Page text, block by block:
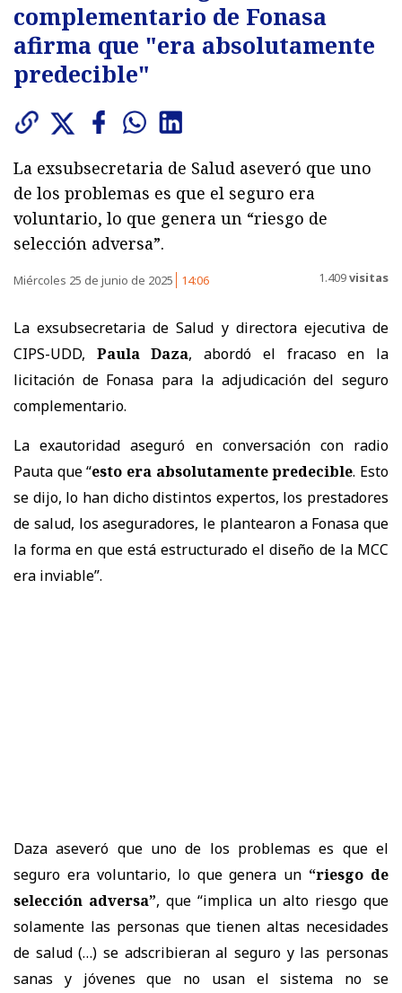
complementario de Fonasa
afirma que "era absolutamente
predecible"
La exsubsecretaria de Salud aseveró que uno
de los problemas es que el seguro era
voluntario, lo que genera un “riesgo de
selección adversa”.
Miércoles 25 de junio de 2025 14:06 1.409visitas
La exsubsecretaria de Salud y directora ejecutiva de
CIPS-UDD, Paula Daza, abordó el fracaso en la
licitación de Fonasa para la adjudicación del seguro
complementario.
La exautoridad aseguró en conversación con radio
Pauta que “esto era absolutamente predecible. Esto
se dijo, lo han dicho distintos expertos, los prestadores
de salud, los aseguradores, le plantearon a Fonasa que
la forma en que está estructurado el diseño de la MCC
era inviable”.
Daza aseveró que uno de los problemas es que el
seguro era voluntario, lo que genera un “riesgo de
selección adversa”, que “implica un alto riesgo que
solamente las personas que tienen altas necesidades
de salud (…) se adscribieran al seguro y las personas
sanas y jóvenes que no usan el sistema no se